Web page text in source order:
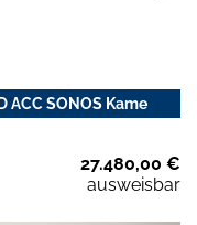
ACC SONOS Kame
27.480,00 €
ausweisbar